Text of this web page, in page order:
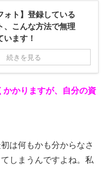
ォト】登録している
、こんな方法で無理
ます！
続きを見る
かりますが、自分の資
は何もかも分からなさ
しまうんですよね。私